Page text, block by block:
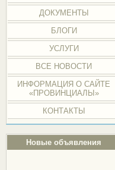
ДОКУМЕНТЫ
БЛОГИ
УСЛУГИ
ВСЕ НОВОСТИ
ИНФОРМАЦИЯ О САЙТЕ
«ПРОВИНЦИАЛЫ»
КОНТАКТЫ
Новые объявления